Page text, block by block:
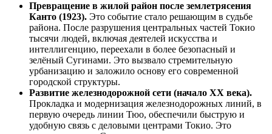
Превращение в жилой район после землетрясения
Канто (1923). Это событие стало решающим в судьбе
района. После разрушения центральных частей Токио
тысячи людей, включая деятелей искусства и
интеллигенцию, переехали в более безопасный и
зелёный Сугинами. Это вызвало стремительную
урбанизацию и заложило основу его современной
городской структуры.
Развитие железнодорожной сети (начало XX века).
Прокладка и модернизация железнодорожных линий, в
первую очередь линии Тюо, обеспечили быструю и
удобную связь с деловыми центрами Токио. Это